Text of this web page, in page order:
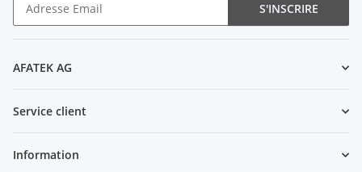
S'INSCRIRE
AFATEK AG
Service client
Information